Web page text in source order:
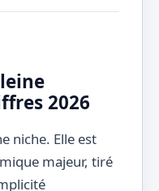
2026
niche. Elle est
majeur, tiré